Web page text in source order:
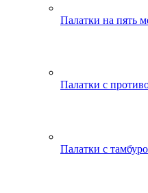
Палатки на пять
Палатки с
Палатки с